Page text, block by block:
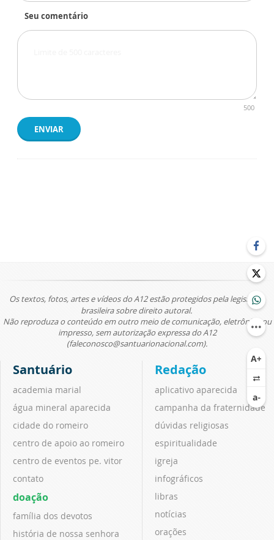
Seu comentário
500
ENVIAR
Os textos, fotos, artes e vídeos do A12 estão protegidos pela legislação
brasileira sobre direito autoral.
Não reproduza o conteúdo em outro meio de comunicação, eletrônico ou
impresso, sem autorização expressa do A12
(faleconosco@santuarionacional.com).
Santuário
academia marial
água mineral aparecida
cidade do romeiro
centro de apoio ao romeiro
centro de eventos pe. vitor
contato
doação
família dos devotos
história de nossa senhora
Redação
aplicativo aparecida
campanha da fraternidade
dúvidas religiosas
espiritualidade
igreja
infográficos
libras
notícias
orações